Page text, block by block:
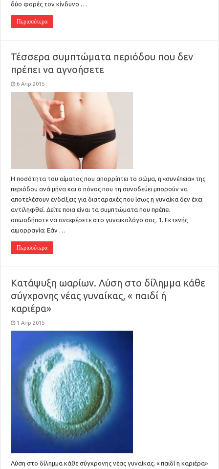
δύο φορές τον κίνδυνο …
Περισσότερα
Τέσσερα συμπτώματα περιόδου που δεν
πρέπει να αγνοήσετε
6 Απρ 2015
Η ποσότητα του αίματος που απορρίπτει το σώμα, η «συνέπεια» της
περιόδου ανά μήνα και ο πόνος που τη συνοδεύει μπορούν να
αποτελέσουν ενδείξεις για διαταραχές που ίσως η γυναίκα δεν έχει
αντιληφθεί. Δείτε ποια είναι τα συμπτώματα που πρέπει
οπωσδήποτε να αναφέρετε στο γυναικολόγο σας. 1. Εκτενής
αιμορραγία: Εάν …
Περισσότερα
Kατάψυξη ωαρίων. Λύση στο δίλημμα κάθε
σύγχρονης νέας γυναίκας, « παιδί ή
καριέρα»
1 Απρ 2015
Λύση στο δίλημμα κάθε σύγχρονης νέας γυναίκας, « παιδί η καριέρα»